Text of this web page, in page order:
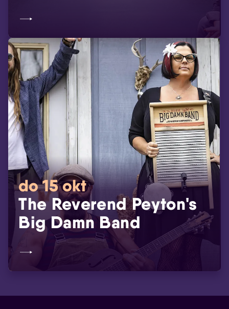
do 15 okt
The Reverend Peyton's
Big Damn Band